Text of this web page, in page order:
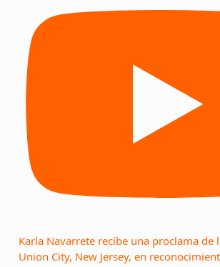
Karla Navarrete recibe una proclama de
Union City, New Jersey, en